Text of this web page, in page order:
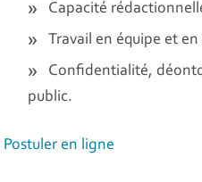
Capacité
Travail en équipe et
Confidentialité,
public.
Postuler en ligne